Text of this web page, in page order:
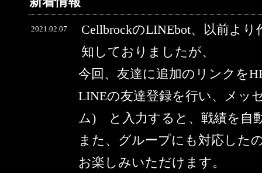
2021.02.07
CellbrockのLINEbot、以前よ
知しておりましたが、
今回、友達に追加のリンクを
LINEの友達登録を行い、メ
ム) と入力すると、戦績を自
また、グループにも対応した
お楽しみいただけます。